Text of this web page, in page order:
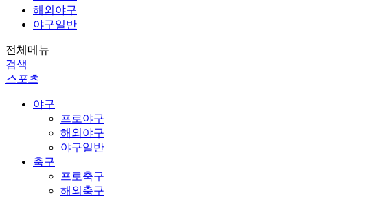
해외야구
야구일반
전체메뉴
검색
스포츠
야구
프로야구
해외야구
야구일반
축구
프로축구
해외축구